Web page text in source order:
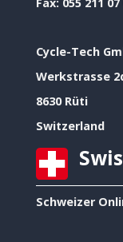
Cycle-Tech
Werkstrasse
8630 Rüti
Switzerland
Schweizer